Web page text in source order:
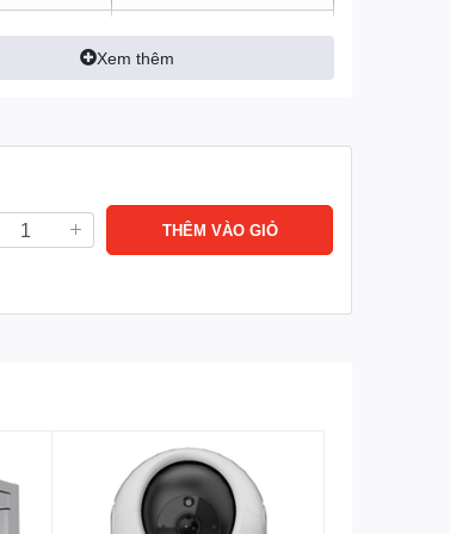
với công nghệ hồng ngoại
Hỗ trợ tối đa thẻ
(tùy chọn)
chiều)
Có
Xem thêm
THÊM VÀO GIỎ